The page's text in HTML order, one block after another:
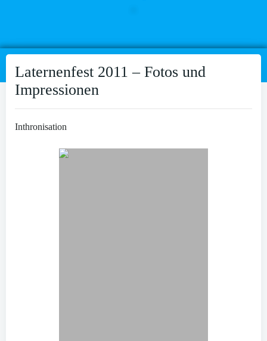
Laternenfest 2011 – Fotos und
Impressionen
Inthronisation